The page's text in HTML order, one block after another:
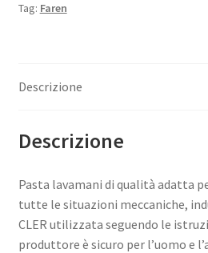
Tag: Faren
Descrizione
Descrizione
Pasta lavamani di qualità adatta
tutte le situazioni meccaniche,
CLER utilizzata seguendo le
produttore è sicuro per l’uomo e